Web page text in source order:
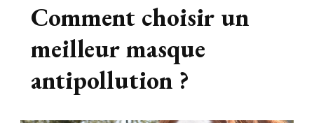
Comment choisir un
meilleur masque
antipollution ?